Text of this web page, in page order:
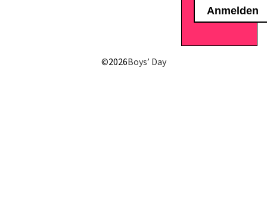
©2026Boys’ Day